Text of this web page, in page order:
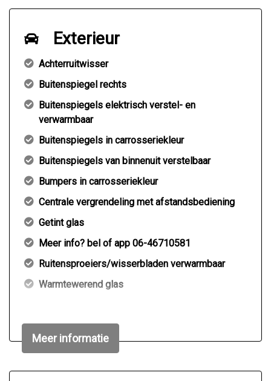
Exterieur
Achterruitwisser
Buitenspiegel rechts
Buitenspiegels elektrisch verstel- en
verwarmbaar
Buitenspiegels in carrosseriekleur
Buitenspiegels van binnenuit verstelbaar
Bumpers in carrosseriekleur
Centrale vergrendeling met afstandsbediening
Getint glas
Meer info? bel of app 06-46710581
Ruitensproeiers/wisserbladen verwarmbaar
Warmtewerend glas
Interieur
Achterbank neerklapbaar
Achterbank verstelbaar
Meer informatie